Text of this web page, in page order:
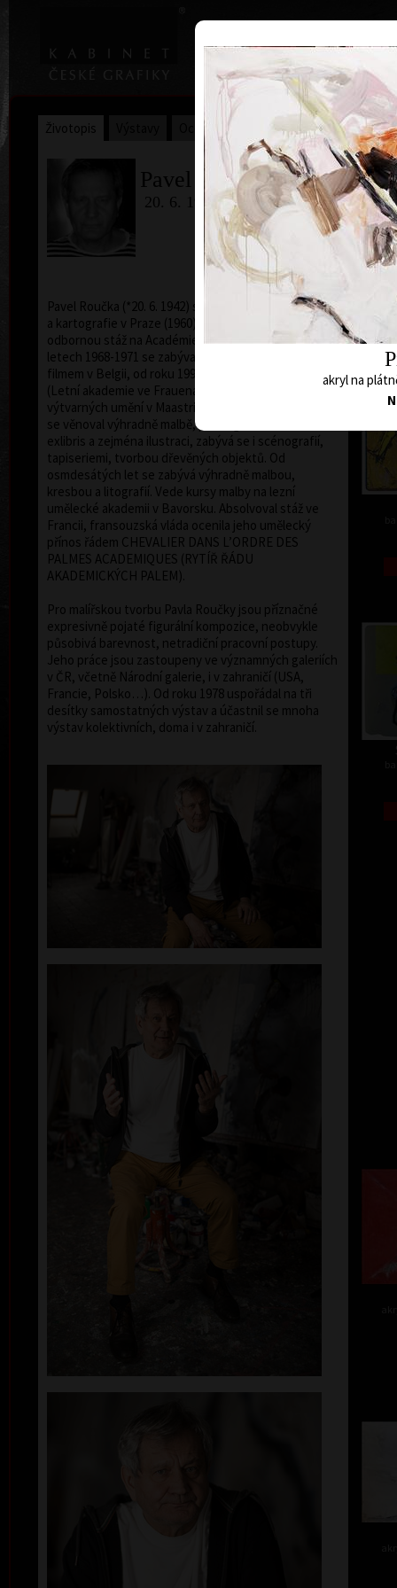
Home
Životopis Ocenění Sbírky
Pavel Roučka
20. 6. 1942
Pavel Roučka (*20. 6. 1942) studoval na SPŠ geodézie
a kartografie v Praze (1960), v roce 1995 absolvoval
odbornou stáž na Académie de Beaux-Arts v Paříži. V
letech 1968-1971 se zabýval scénografií s kresleným
filmem v Belgii, od roku 1993 působí jako pedagog
(Letní akademie ve Frauenau/SRN, Akademie
výtvarných umění v Maastrichtu/Belgie. Do roku 1975
se věnoval výhradně malbě, poté i grafice včetně
exlibris a zejména ilustraci, zabývá se i scénografií,
tapiseriemi, tvorbou dřevěných objektů. Od
osmdesátých let se zabývá výhradně malbou,
kresbou a litografií. Vede kursy malby na lezní
umělecké akademii v Bavorsku. Absolvoval stáž ve
Francii, fransouzská vláda ocenila jeho umělecký
přínos řádem CHEVALIER DANS L’ORDRE DES
PALMES ACADEMIQUES (RYTÍŘ ŘÁDU
AKADEMICKÝCH PALEM).
Pro malířskou tvorbu Pavla Roučky jsou příznačné
expresivně pojaté figurální kompozice, neobvykle
působivá barevnost, netradiční pracovní postupy.
Jeho práce jsou zastoupeny ve významných galeriích
v ČR, včetně Národní galerie, i v zahraničí (USA,
Francie, Polsko…). Od roku 1978 uspořádal na tři
desítky samostatných výstav a účastnil se mnoha
výstav kolektivních, doma i v zahraničí.
akryl na